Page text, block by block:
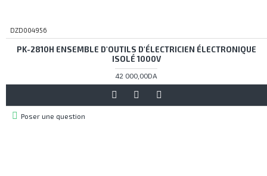
DZD004956
PK-2810H ENSEMBLE D'OUTILS D'ÉLECTRICIEN ÉLECTRONIQUE
ISOLÉ 1000V
42 000,00DA
Poser une question